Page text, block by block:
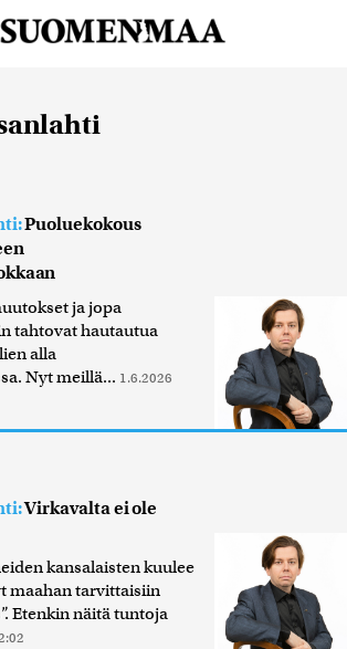
Puoluekokous
ja jopa
tahtovat hautautua
alla
Nyt meillä... 1.6.2026
Virkavalta ei ole
kansalaisten kuulee
maahan tarvittaisiin
Etenkin näitä tuntoja